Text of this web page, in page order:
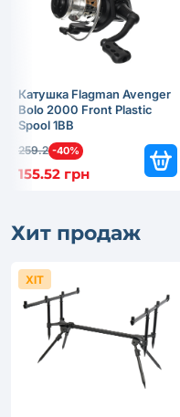
Катушка Flagman Avenger
Bolo 2000 Front Plastic
Spool 1BB
259.2 -40%
155.52 грн
Хит продаж
ХІТ